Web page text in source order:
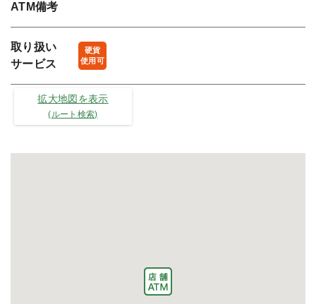
ATM備考
取り扱い
サービス
硬貨
使用可
拡大地図を表示
(ルート検索)